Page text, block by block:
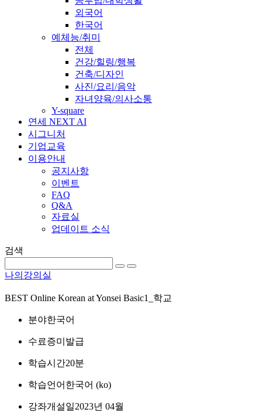
외국어
한국어
예체능/취미
전체
건강/힐링/행복
건축/디자인
사진/요리/음악
자녀양육/의사소통
Y-square
연세 NEXT AI
시그니처
기업교육
이용안내
공지사항
이벤트
FAQ
Q&A
자료실
업데이트 소식
검색
나의강의실
BEST Online Korean at Yonsei Basic1_학교
분야한국어
수료증미발급
학습시간20분
학습언어 한국어 ‎(ko)‎
강좌개설일2023년 04월